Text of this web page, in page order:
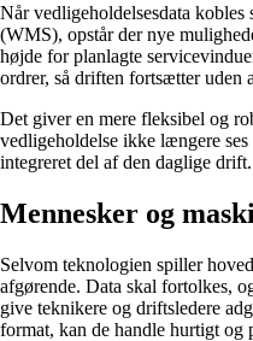
Når vedligeholdelsesdata kobles
(WMS), opstår der nye
højde for planlagte
ordrer, så driften fortsætter uden
Det giver en mere fleksibel og
vedligeholdelse ikke længere
integreret del af den daglige drift.
Mennesker og
Selvom teknologien spiller
afgørende. Data skal fortolkes,
give teknikere og driftsledere
format, kan de handle hurtigt og